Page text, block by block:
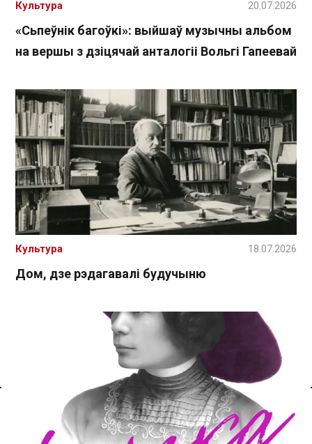
Спасылка без VPN
«Сьпеўнік багоўкі»: выйшаў музычны альбом
на вершы з дзіцячай анталогіі Вольгі Гапеевай
Культура 20.07.2026
Дом, дзе рэдагавалі будучыню
Культура 18.07.2026